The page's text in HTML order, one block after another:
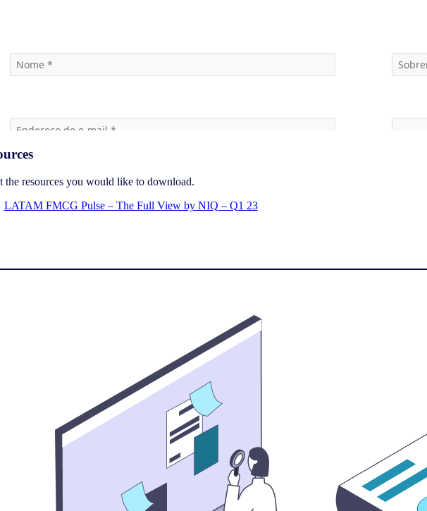
the resources you would like to download.
LATAM FMCG Pulse – The Full View by NIQ – Q1 23